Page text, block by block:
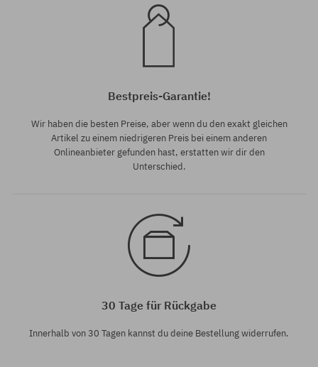
Bestpreis-Garantie!
Wir haben die besten Preise, aber wenn du den exakt gleichen
Artikel zu einem niedrigeren Preis bei einem anderen
Onlineanbieter gefunden hast, erstatten wir dir den
Unterschied.
30 Tage für Rückgabe
Innerhalb von 30 Tagen kannst du deine Bestellung widerrufen.